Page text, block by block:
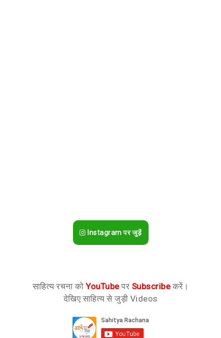
Instagram पर जुड़ें
साहित्य रचना कोYouTubeपर Subscribeकरें।
देखिए साहित्य से जुड़ी Videos